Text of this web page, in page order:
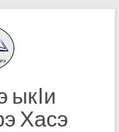
ыкIи
Хасэ